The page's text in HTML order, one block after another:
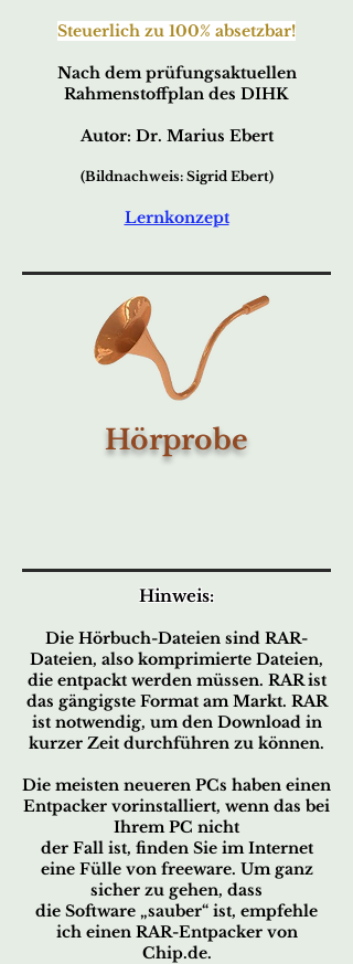
Steuerlich zu 100% absetzbar!
Nach dem prüfungsaktuellen
Rahmenstoffplan des DIHK
Autor: Dr. Marius Ebert
(Bildnachweis: Sigrid Ebert)
Lernkonzept
Hörprobe
Hinweis:
Die Hörbuch-Dateien sind RAR-
Dateien, also komprimierte Dateien,
die entpackt werden müssen. RAR ist
das gängigste Format am Markt. RAR
ist notwendig, um den Download in
kurzer Zeit durchführen zu können.
Die meisten neueren PCs haben einen
Entpacker vorinstalliert, wenn das bei
Ihrem PC nicht
der Fall ist, finden Sie im Internet
eine Fülle von freeware. Um ganz
sicher zu gehen, dass
die Software „sauber“ ist, empfehle
ich einen RAR-Entpacker von
Chip.de.